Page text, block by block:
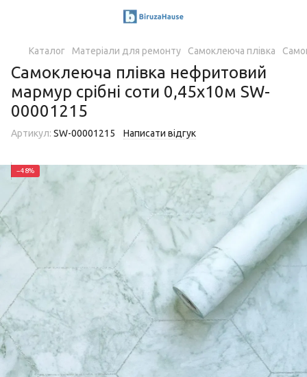
Каталог Матеріали для ремонту Самоклеюча плівка
Самоклеюча плівка нефритовий
мармур срібні соти 0,45х10м SW-
00001215
Артикул: SW-00001215 Написати відгук
−48%